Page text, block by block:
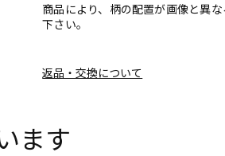
商品により、柄の配置が画像と異
下さい。
返品・交換について
ます